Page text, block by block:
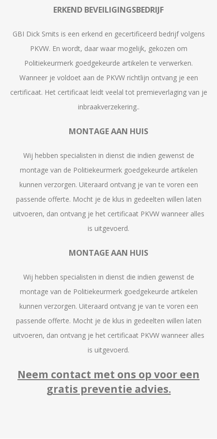
ERKEND BEVEILIGINGSBEDRIJF
GBI Dick Smits is een erkend en gecertificeerd bedrijf volgens
PKVW. En wordt, daar waar mogelijk, gekozen om
Politiekeurmerk goedgekeurde artikelen te verwerken.
Wanneer je voldoet aan de PKVW richtlijn ontvang je een
certificaat. Het certificaat leidt veelal tot premieverlaging van je
inbraakverzekering..
MONTAGE AAN HUIS
Wij hebben specialisten in dienst die indien gewenst de
montage van de Politiekeurmerk goedgekeurde artikelen
kunnen verzorgen. Uiteraard ontvang je van te voren een
passende offerte. Mocht je de klus in gedeelten willen laten
uitvoeren, dan ontvang je het certificaat PKVW wanneer alles
is uitgevoerd.
MONTAGE AAN HUIS
Wij hebben specialisten in dienst die indien gewenst de
montage van de Politiekeurmerk goedgekeurde artikelen
kunnen verzorgen. Uiteraard ontvang je van te voren een
passende offerte. Mocht je de klus in gedeelten willen laten
uitvoeren, dan ontvang je het certificaat PKVW wanneer alles
is uitgevoerd.
Neem contact met ons op voor een
gratis preventie advies.